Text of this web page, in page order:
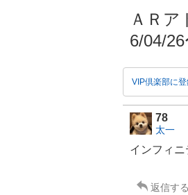
ＡＲ
6/04/26
VIP倶楽部に
78
太一
インフィニ
返信する